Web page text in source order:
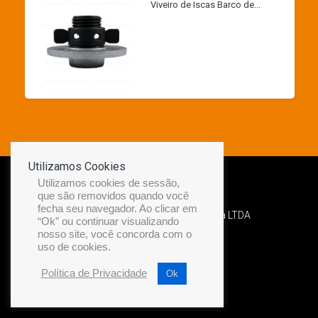
Viveiro de Iscas Barco de...
Desenvolvido por Diamond Náutica LTDA
Utilizamos Cookies
Utilizamos cookies de sessão,
que são removidos quando você
fecha seu navegador. Ao clicar em
“Ok” ou continuar visualizando
nosso site, você concorda com o
uso de cookies.
Política de Privacidade Ok